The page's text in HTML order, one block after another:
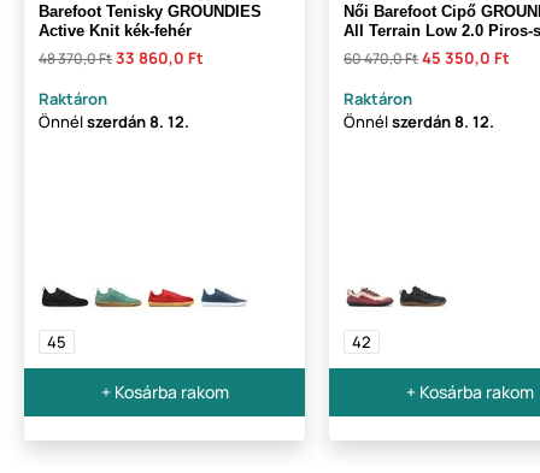
Barefoot Tenisky GROUNDIES
Active Knit kék-fehér
48 370,0 Ft33 860,0 Ft
Raktáron
Önnélszerdán8. 12.
45
+ Kosárba rakom
Női Barefoot Cipő
All Terrain Low 2.0 Piros-
60 470,0 Ft45 350,0 Ft
Raktáron
Önnélszerdán8. 12.
42
+ Kosárba rakom